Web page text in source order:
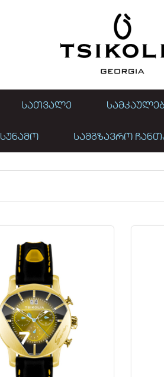
ᲡᲐᲗᲕᲐᲚᲔ
ᲡᲣᲜᲐᲛᲝ ᲡᲐᲛᲒᲖᲐᲕᲠᲝ
SEVEN